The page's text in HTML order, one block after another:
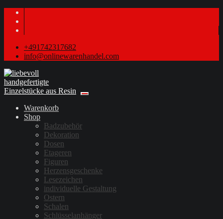
+491742317682
info@onlinewarenhandel.com
Warenkorb
Shop
Badzubehör
Dekoration
Dosen
Etageren
Figuren
Herzensgeschenke
Lesezeichen
individuelle Gestaltung
Ostern
Schalen
Schlüsselanhänger